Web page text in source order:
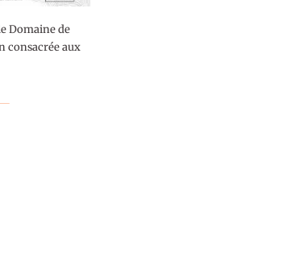
Domaine de
consacrée aux